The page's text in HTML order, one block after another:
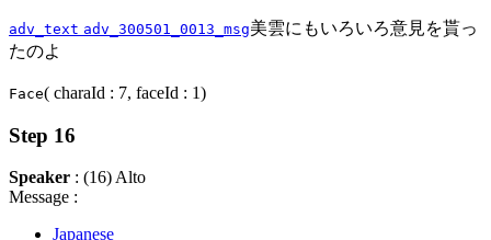
adv_text adv_300501_0013_msg美雲にもいろいろ意見を貰っ
たのよ
Face( charaId : 7, faceId : 1)
Step 16
Speaker : (16) Alto
Message :
Japanese